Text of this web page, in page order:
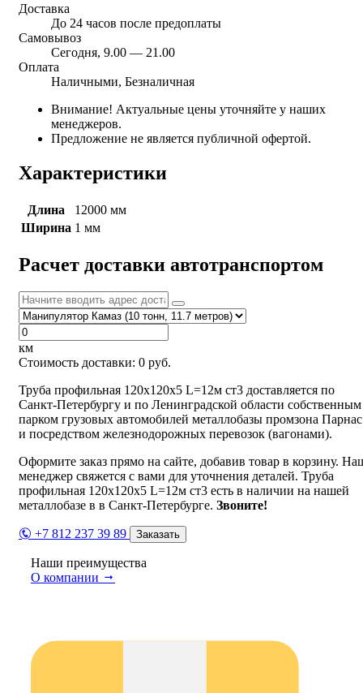
Доставка
До 24 часов после предоплаты
Самовывоз
Сегодня, 9.00 — 21.00
Оплата
Наличными, Безналичная
Внимание! Актуальные цены уточняйте у наших
менеджеров.
Предложение не является публичной офертой.
Характеристики
Длина
12000 мм
Ширина 1 мм
Расчет доставки автотранспортом
км
Стоимость доставки: 0 руб.
Труба профильная 120х120х5 L=12м ст3 доставляется по
Санкт-Петербургу и по Ленинградской области собственным
парком грузовых автомобилей металлобазы промзона Парнас
и посредством железнодорожных перевозок (вагонами).
Оформите заказ прямо на сайте, добавив товар в корзину.
менеджер свяжется с вами для уточнения деталей. Труба
профильная 120х120х5 L=12м ст3 есть в наличии на нашей
металлобазе в в Санкт-Петербурге. Звоните!
+7 812 237 39 89 Заказать
Наши преимущества
О компании